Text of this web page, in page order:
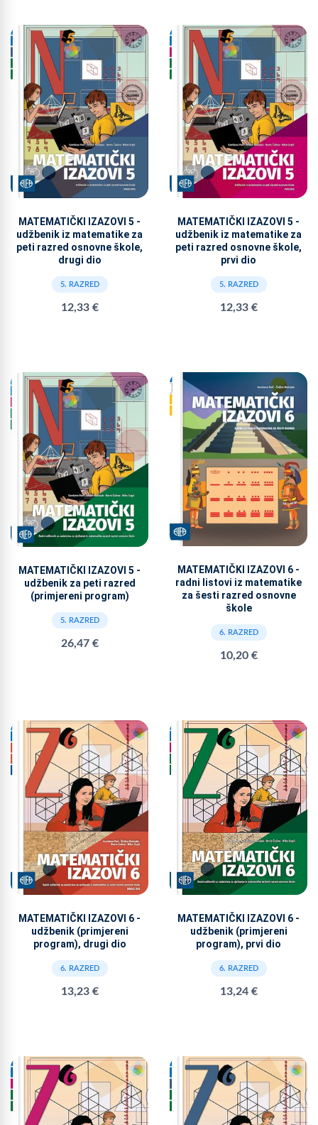
MATEMATIČKI IZAZOVI 5 -
udžbenik iz matematike za
peti razred osnovne škole,
drugi dio
5. RAZRED
12,33 €
MATEMATIČKI IZAZOVI 5 -
udžbenik iz matematike za
peti razred osnovne škole,
prvi dio
5. RAZRED
12,33 €
MATEMATIČKI IZAZOVI 5 -
udžbenik za peti razred
(primjereni program)
5. RAZRED
26,47 €
MATEMATIČKI IZAZOVI 6 -
radni listovi iz matematike
za šesti razred osnovne
škole
6. RAZRED
10,20 €
MATEMATIČKI IZAZOVI 6 -
udžbenik (primjereni
program), drugi dio
6. RAZRED
13,23 €
MATEMATIČKI IZAZOVI 6 -
udžbenik (primjereni
program), prvi dio
6. RAZRED
13,24 €